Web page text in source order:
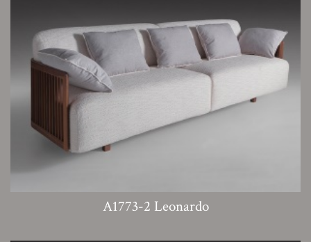
A1773-2 Leonardo